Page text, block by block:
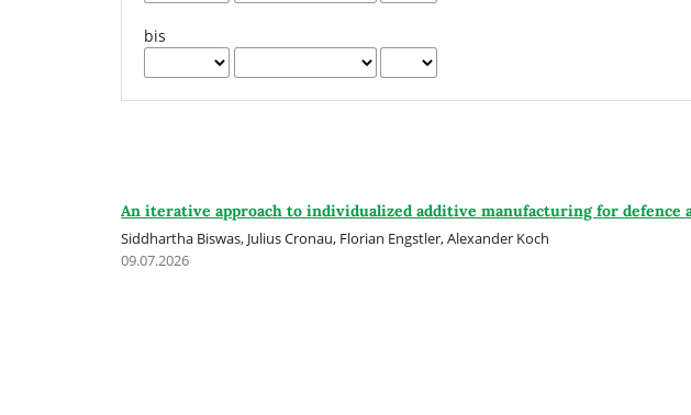
bis
An iterative approach to individualized additive manufacturing for defence
Siddhartha Biswas, Julius Cronau, Florian Engstler, Alexander Koch
09.07.2026